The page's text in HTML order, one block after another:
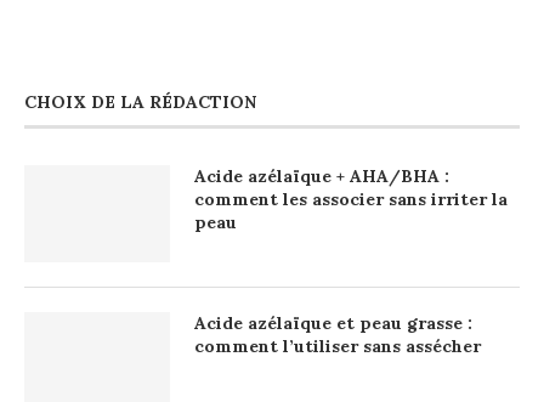
CHOIX DE LA RÉDACTION
Acide azélaïque + AHA/BHA :
comment les associer sans irriter la
peau
Acide azélaïque et peau grasse :
comment l’utiliser sans assécher